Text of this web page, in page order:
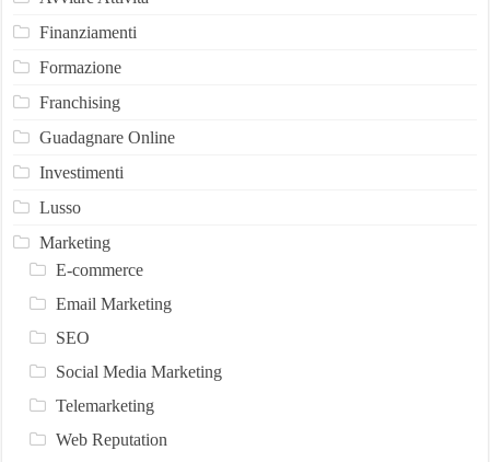
Finanziamenti
Formazione
Franchising
Guadagnare Online
Investimenti
Lusso
Marketing
E-commerce
Email Marketing
SEO
Social Media Marketing
Telemarketing
Web Reputation